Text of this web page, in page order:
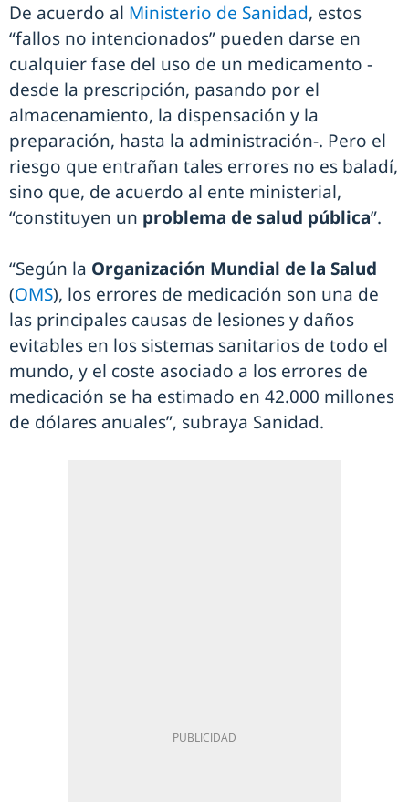
De acuerdo al Ministerio de Sanidad, estos
“fallos no intencionados” pueden darse en
cualquier fase del uso de un medicamento -
desde la prescripción, pasando por el
almacenamiento, la dispensación y la
preparación, hasta la administración-. Pero el
riesgo que entrañan tales errores no es baladí,
sino que, de acuerdo al ente ministerial,
“constituyen un problema de salud pública”.
“Según la Organización Mundial de la Salud
(OMS), los errores de medicación son una de
las principales causas de lesiones y daños
evitables en los sistemas sanitarios de todo el
mundo, y el coste asociado a los errores de
medicación se ha estimado en 42.000 millones
de dólares anuales”, subraya Sanidad.